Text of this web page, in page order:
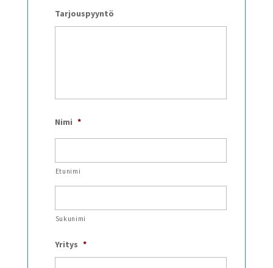
Tarjouspyyntö
Nimi *
Etunimi
Sukunimi
Yritys *